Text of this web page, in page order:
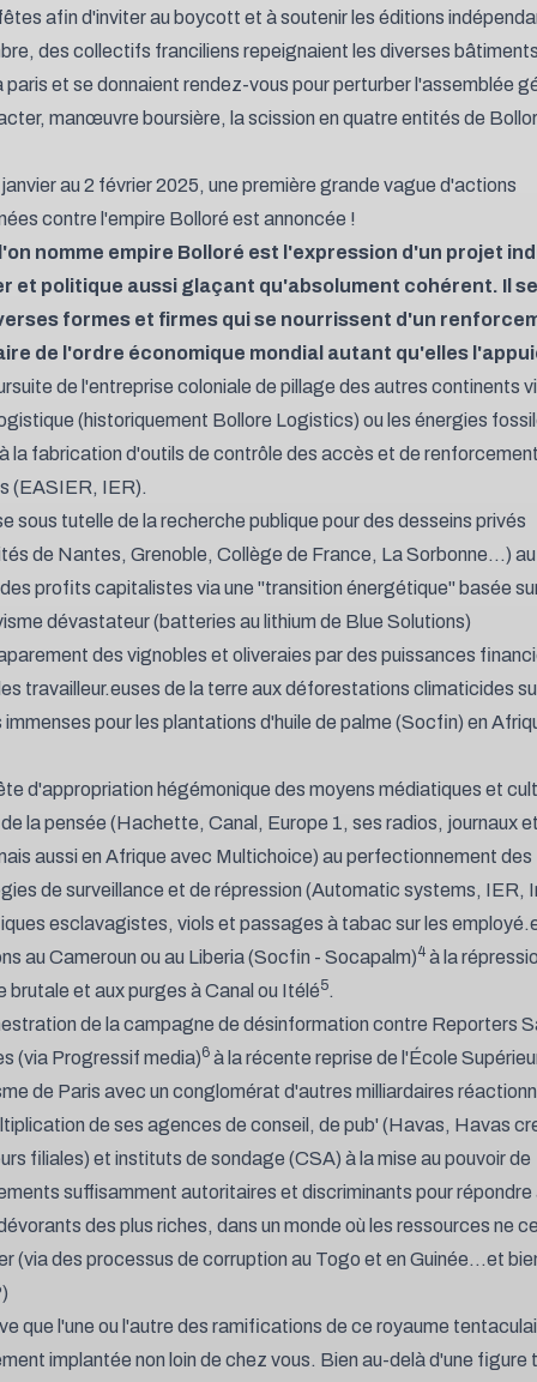
afin d'inviter au boycott et à soutenir les éditions
des collectifs franciliens repeignaient les diverses
paris et se donnaient rendez-vous pour perturber l'assemblée
manœuvre boursière, la scission en quatre entités de
au 2 février 2025, une première grande vague d'actions
contre l'empire Bolloré est annoncée !
nomme empire Bolloré est l'expression d'un projet
et politique aussi glaçant qu'absolument cohérent. Il
formes et firmes qui se nourrissent d'un
de l'ordre économique mondial autant qu'elles
de l'entreprise coloniale de pillage des autres continents
(historiquement Bollore Logistics) ou les énergies
la fabrication d'outils de contrôle des accès et de
(EASIER, IER).
sous tutelle de la recherche publique pour des desseins privés
de Nantes, Grenoble, Collège de France, La Sorbonne...)
profits capitalistes via une "transition énergétique" basée
dévastateur (batteries au lithium de Blue Solutions)
des vignobles et oliveraies par des puissances
travailleur.euses de la terre aux déforestations climaticides
pour les plantations d'huile de palme (Socfin) en
d'appropriation hégémonique des moyens médiatiques et
la pensée (Hachette, Canal, Europe 1, ses radios, journaux
aussi en Afrique avec Multichoice) au perfectionnement des
de surveillance et de répression (Automatic systems, IER,
esclavagistes, viols et passages à tabac sur les
au Cameroun ou au Liberia (Socfin - Socapalm)4à la
brutale et aux purges à Canal ou Itélé5.
de la campagne de désinformation contre Reporters
(via Progressif media)6à la récente reprise de l'École
de Paris avec un conglomérat d'autres milliardaires
de ses agences de conseil, de pub' (Havas, Havas
filiales) et instituts de sondage (CSA) à la mise au pouvoir de
suffisamment autoritaires et discriminants pour répondre
des plus riches, dans un monde où les ressources ne
(via des processus de corruption au Togo et en Guinée...et
que l'une ou l'autre des ramifications de ce royaume
implantée non loin de chez vous. Bien au-delà d'une figure